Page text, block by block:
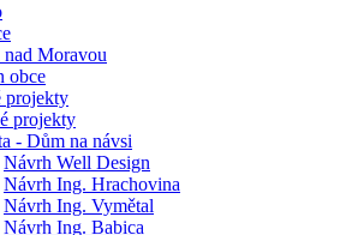
Moravou
obce
projekty
projekty
- Dům na návsi
Návrh Well Design
Návrh Ing. Hrachovina
Návrh Ing. Vymětal
Návrh Ing. Babica